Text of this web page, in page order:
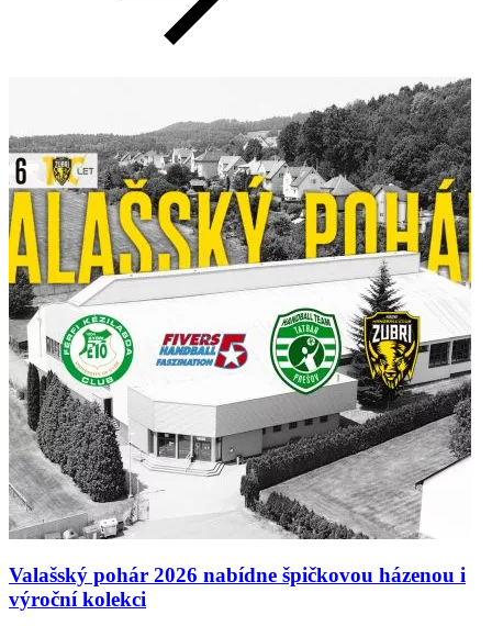
Valašský pohár 2026 nabídne špičkovou házenou i
výroční kolekci